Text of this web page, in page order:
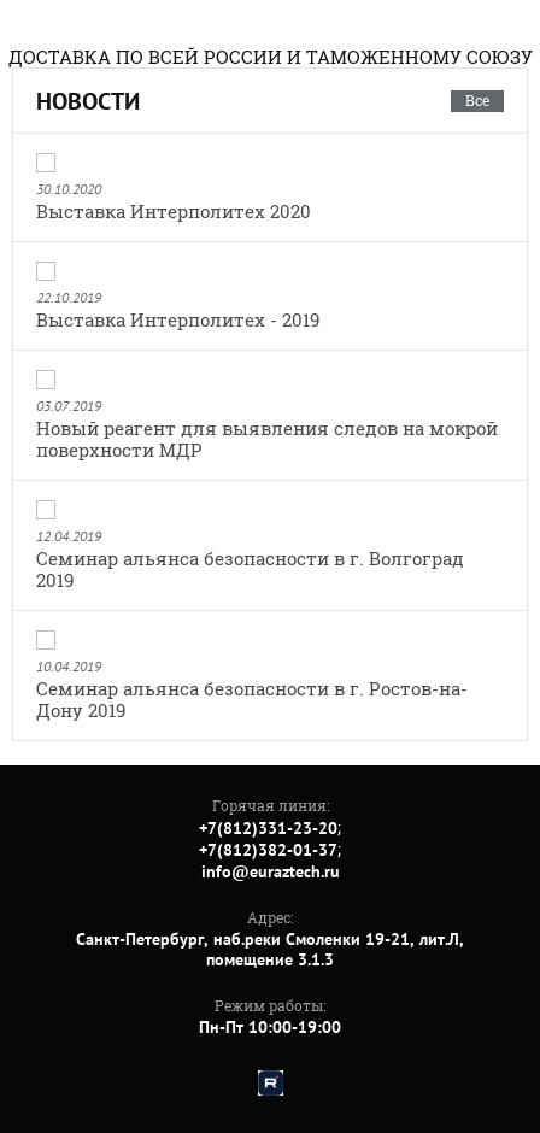
ДОСТАВКА ПО ВСЕЙ РОССИИ И ТАМОЖЕННОМУ СОЮЗУ
НОВОСТИ Все
30.10.2020
Выставка Интерполитех 2020
22.10.2019
Выставка Интерполитех - 2019
03.07.2019
Новый реагент для выявления следов на мокрой
поверхности МДР
12.04.2019
Семинар альянса безопасности в г. Волгоград
2019
10.04.2019
Семинар альянса безопасности в г. Ростов-на-
Дону 2019
Горячая линия:
+7(812)331-23-20;
+7(812)382-01-37;
info@euraztech.ru
Адрес:
Санкт-Петербург, наб.реки Смоленки 19-21, лит.Л,
помещение 3.1.3
Режим работы:
Пн-Пт 10:00-19:00